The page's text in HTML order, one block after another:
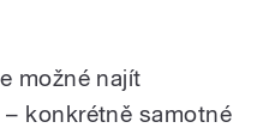
možné najít
konkrétně samotné